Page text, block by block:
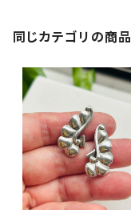
同じカテゴリの商品